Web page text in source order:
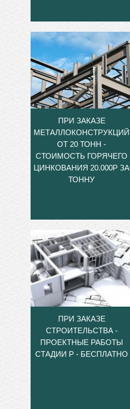
ПРИ ЗАКАЗЕ
МЕТАЛЛОКОНСТРУКЦИЙ
ОТ 20 ТОНН -
СТОИМОСТЬ ГОРЯЧЕГО
ЦИНКОВАНИЯ 20.000Р ЗА
ТОННУ
ПРИ ЗАКАЗЕ
СТРОИТЕЛЬСТВА -
ПРОЕКТНЫЕ РАБОТЫ
СТАДИИ Р - БЕСПЛАТНО